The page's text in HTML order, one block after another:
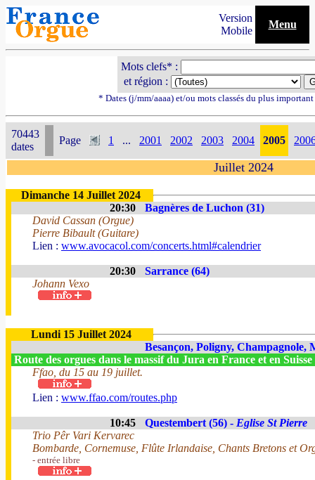
Version
Mobile
Menu
Mots clefs* :
et région :
* Dates (j/mm/aaaa) et/ou mots classés du plus
70443
dates
Page 1 ... 2001 2002 2003 2004 2005
Juillet 2024
Dimanche 14 Juillet 2024
20:30
Bagnères de Luchon (31)
David Cassan (Orgue)
Pierre Bibault (Guitare)
Lien : www.avocacol.com/concerts.html#calendrier
20:30
Sarrance (64)
Johann Vexo
Lundi 15 Juillet 2024
Besançon, Poligny, Champagnole,
Route des orgues dans le massif du Jura en France et en Suisse
Ffao, du 15 au 19 juillet.
Lien : www.ffao.com/routes.php
10:45 Questembert (56) - Eglise St Pierre
Trio Pêr Vari Kervarec
Bombarde, Cornemuse, Flûte Irlandaise, Chants Bretons et
- entrée libre